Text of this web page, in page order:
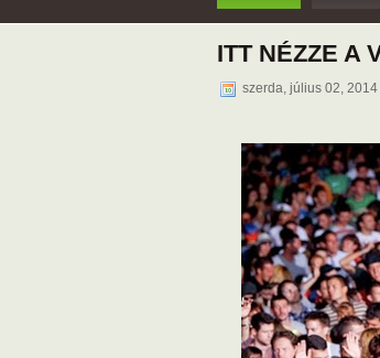
ITT NÉZZE A
szerda, július 02, 2014